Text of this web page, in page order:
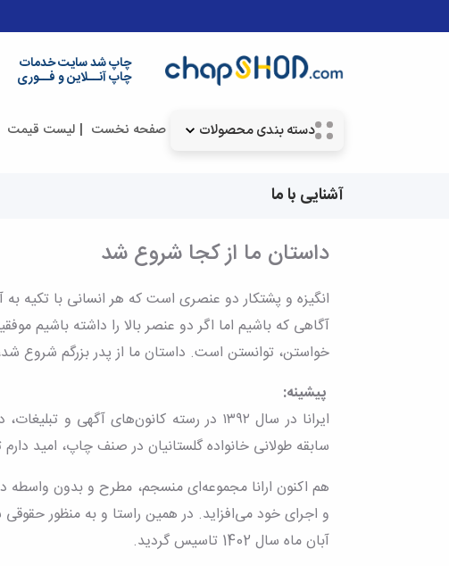
چاپ شد سایت خدمات
چاپ آنــلاین و فــوری
دسته بندی محصولات صفحه نخست لیست قیمت
آشنایی با ما
داستان ما از کجا شروع شد
انگیزه و پشتکار دو عنصری است که هر انسانی با تکیه
آگاهی که باشیم اما اگر دو عنصر بالا را داشته باشیم
خواستن، توانستن است. داستان ما از پدر بزرگم شروع
پیشینه:
ایرانا در سال ١٣٩٢ در رسته کانون‌های
سابقه طولانی خانواده گلستانیان در صنف چاپ، امید دارم
هم اکنون ارانا مجموعه‌ای منسجم، مطرح و بدون واسطه
و اجرای خود می‌افزاید. در همین راستا و به منظور
آبان ماه سال 1402 تاسیس گردید.